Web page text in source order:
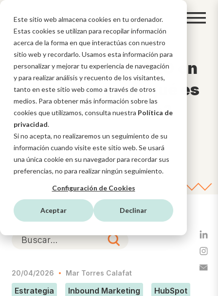
Este sitio web almacena cookies en tu ordenador.
Estas cookies se utilizan para recopilar información
acerca de la forma en que interactúas con nuestro
sitio web y recordarlo. Usamos esta información para
personalizar y mejorar tu experiencia de navegación
y para realizar análisis y recuento de los visitantes,
tanto en este sitio web como a través de otros
medios. Para obtener más información sobre las
cookies que utilizamos, consulta nuestra Política de
privacidad.
Si no acepta, no realizaremos un seguimiento de su
información cuando visite este sitio web. Se usará
una única cookie en su navegador para recordar sus
preferencias, no para realizar ningún seguimiento.
Configuración de Cookies
Aceptar Declinar
¿Qué significa CRO en
marketing y por qué es
tan importante?
20/04/2026 Mar Torres Calafat
Estrategia Inbound Marketing HubSpot